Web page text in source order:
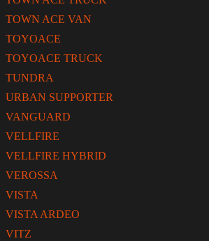
TOWN ACE VAN
TOYOACE
TOYOACE TRUCK
TUNDRA
URBAN SUPPORTER
VANGUARD
VELLFIRE
VELLFIRE HYBRID
VEROSSA
VISTA
VISTA ARDEO
VITZ